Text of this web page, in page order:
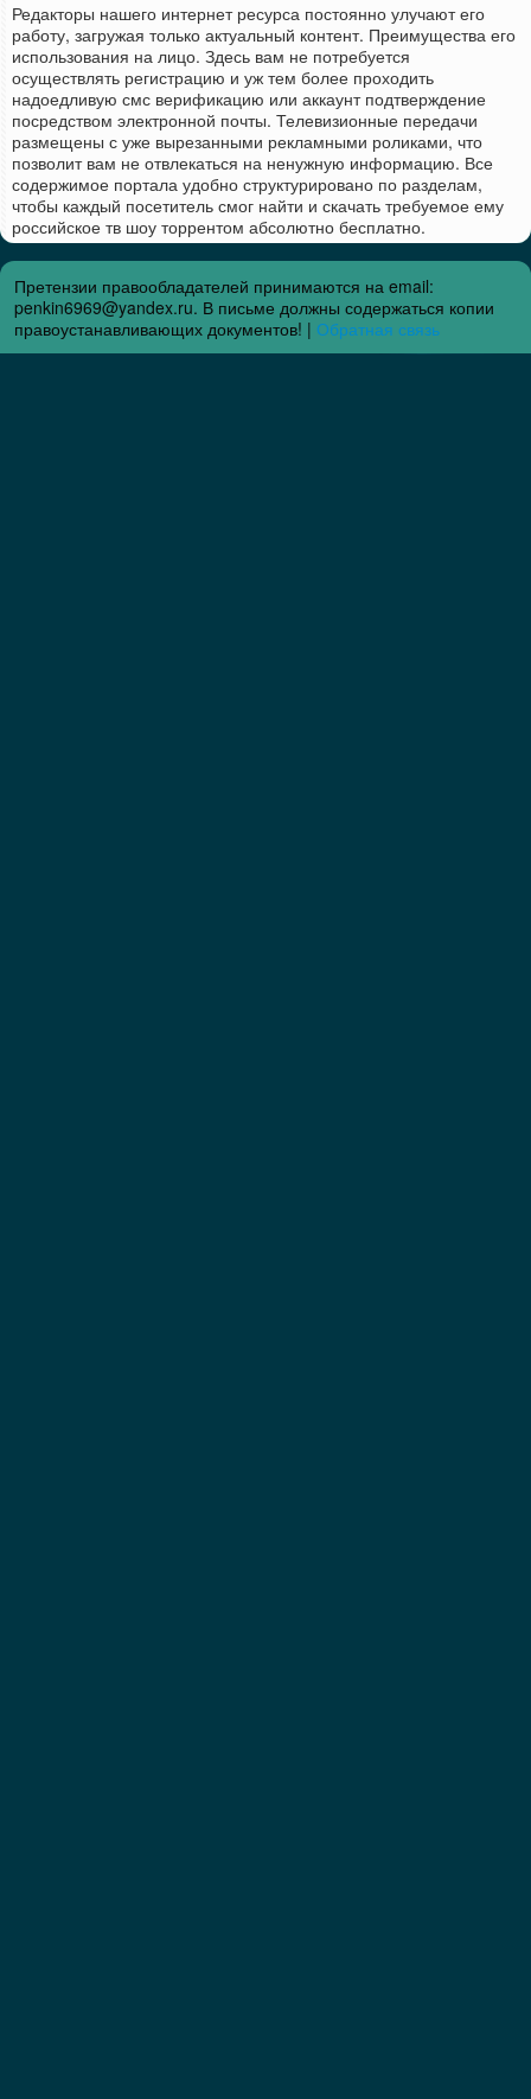
Редакторы нашего интернет ресурса постоянно улучают его
работу, загружая только актуальный контент. Преимущества его
использования на лицо. Здесь вам не потребуется
осуществлять регистрацию и уж тем более проходить
надоедливую смс верификацию или аккаунт подтверждение
посредством электронной почты. Телевизионные передачи
размещены с уже вырезанными рекламными роликами, что
позволит вам не отвлекаться на ненужную информацию. Все
содержимое портала удобно структурировано по разделам,
чтобы каждый посетитель смог найти и скачать требуемое ему
российское тв шоу торрентом абсолютно бесплатно.
Претензии правообладателей принимаются на email:
penkin6969@yandex.ru. В письме должны содержаться копии
правоустанавливающих документов! | Обратная связь